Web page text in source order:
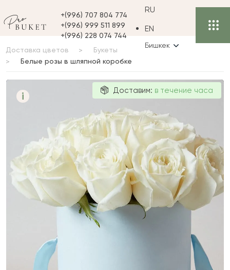
+(996) 707 804 774
+(996) 999 511 899
+(996) 228 074 744
RU
EN
Бишкек
Доставка цветов
Букеты
Белые розы в шляпной коробке
i
розы в
Доставим: в течение часа